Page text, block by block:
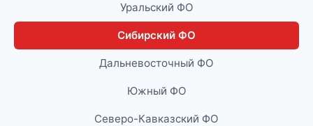
Уральский ФО
Сибирский ФО
Дальневосточный ФО
Южный ФО
Северо-Кавказский ФО